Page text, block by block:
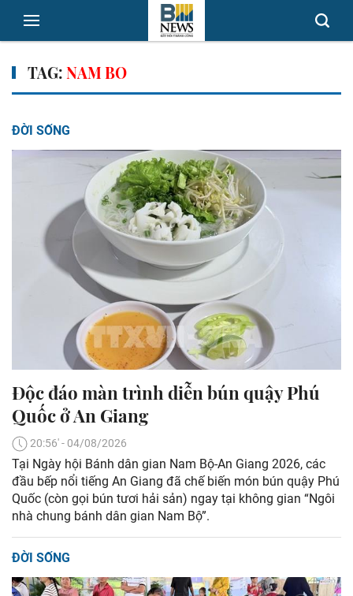
TAG:NAM BO
ĐỜI SỐNG
Độc đáo màn trình diễn bún quậy Phú
Quốc ở An Giang
20:56' - 04/08/2026
Tại Ngày hội Bánh dân gian Nam Bộ-An Giang 2026, các
đầu bếp nổi tiếng An Giang đã chế biến món bún quậy Phú
Quốc (còn gọi bún tươi hải sản) ngay tại không gian “Ngôi
nhà chung bánh dân gian Nam Bộ”.
ĐỜI SỐNG